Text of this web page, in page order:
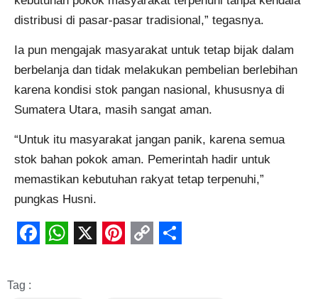
distribusi di pasar-pasar tradisional,” tegasnya.
Ia pun mengajak masyarakat untuk tetap bijak dalam
berbelanja dan tidak melakukan pembelian berlebihan
karena kondisi stok pangan nasional, khususnya di
Sumatera Utara, masih sangat aman.
“Untuk itu masyarakat jangan panik, karena semua
stok bahan pokok aman. Pemerintah hadir untuk
memastikan kebutuhan rakyat tetap terpenuhi,”
pungkas Husni.
Tag :